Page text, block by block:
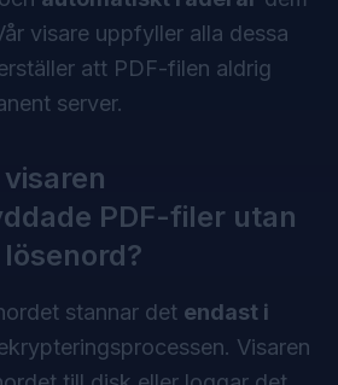
visare uppfyller alla dessa
att PDF-filen aldrig
server.
PDF-filer utan
stannar det endast i
Visaren